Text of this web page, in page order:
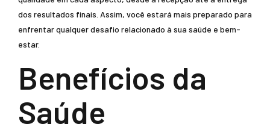
dos resultados finais. Assim, você estará mais preparado para
enfrentar qualquer desafio relacionado à sua saúde e bem-
estar.
Benefícios da
Saúde